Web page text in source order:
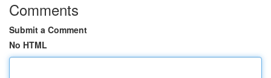
Comments
Submit a Comment
No HTML